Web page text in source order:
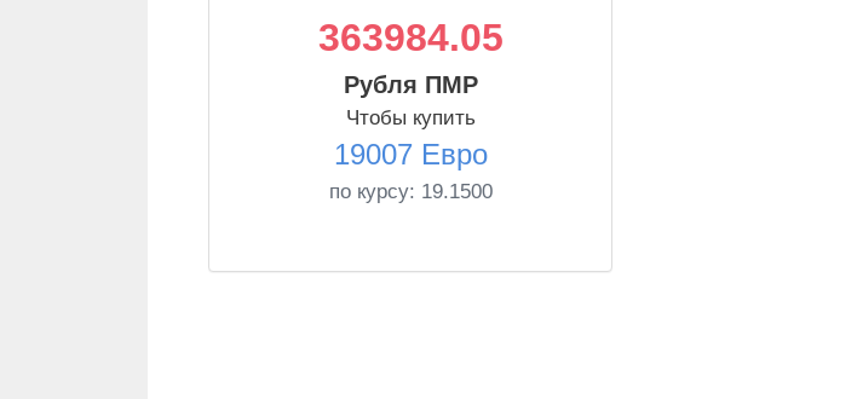
363984.05
Рубля ПМР
Чтобы купить
19007 Евро
по курсу: 19.1500